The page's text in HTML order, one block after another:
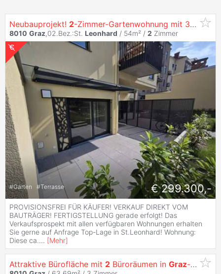
Neubauprojekt! 2-Zimmer-Gartenwohnung mit 3,6 Meter Raumhöhe in St-
8010 Graz,02.Bez.:St. Leonhard / 54m² / 2 Zimmer
#Garten #Terrasse € 299.300,-
PROVISIONSFREI FÜR KÄUFER! VERKAUF DIREKT VOM
BAUTRÄGER! FERTIGSTELLUNG gerade erfolgt! Das
Verkaufsprospekt mit allen verfügbaren Wohnungen erhalten
Sie gerne auf Anfrage Top-Lage in St.Leonhard! Wohnung:
Diese ca.... [Mehr]
Attraktive Bürofläche mit 2 Büroräumen in Graz-